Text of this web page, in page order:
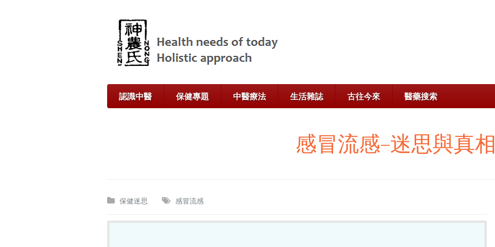
認識中醫 保健專題 中醫療法 生活雜誌 古往今來 醫藥搜索
感冒流感–迷思與真相
保健迷思 感冒流感